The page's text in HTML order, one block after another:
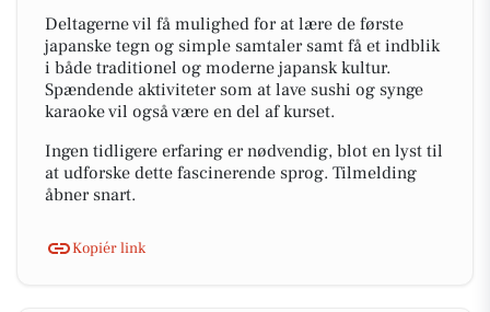
Deltagerne vil få mulighed for at lære de første
japanske tegn og simple samtaler samt få et indblik
i både traditionel og moderne japansk kultur.
Spændende aktiviteter som at lave sushi og synge
karaoke vil også være en del af kurset.
Ingen tidligere erfaring er nødvendig, blot en lyst til
at udforske dette fascinerende sprog. Tilmelding
åbner snart.
Kopiér link